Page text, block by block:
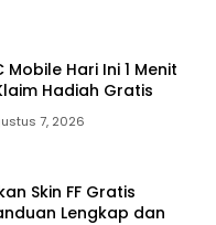
Mobile Hari Ini 1 Menit
Hadiah Gratis
7, 2026
Skin FF Gratis
Lengkap dan